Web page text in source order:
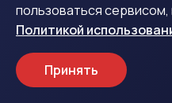
ВСЕГО 3
Как получить
пользоваться
Политикой
Принять